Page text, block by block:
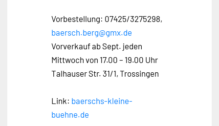
Vorbestellung: 07425/3275298,
baersch.berg@gmx.de
Vorverkauf ab Sept. jeden
Mittwoch von 17.00 – 19.00 Uhr
Talhauser Str. 31/1, Trossingen
Link: baerschs-kleine-
buehne.de